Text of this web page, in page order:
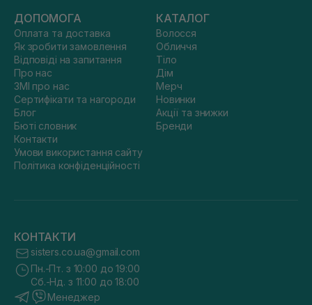
ДОПОМОГА
Оплата та доставка
Як зробити замовлення
Відповіді на запитання
Про нас
ЗМІ про нас
Сертифікати та нагороди
Блог
Бюті словник
Контакти
Умови використання сайту
Політика конфіденційності
КАТАЛОГ
Волосся
Обличчя
Тіло
Дім
Мерч
Новинки
Акції та знижки
Бренди
КОНТАКТИ
sisters.co.ua@gmail.com
Пн.-Пт. з 10:00 до 19:00
Сб.-Нд. з 11:00 до 18:00
Менеджер